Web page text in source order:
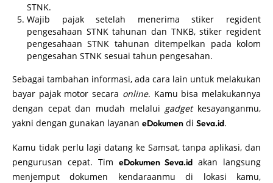
STNK.
Wajib pajak setelah menerima stiker regident
pengesahaan STNK tahunan dan TNKB, stiker regident
pengesahaan STNK tahunan ditempelkan pada kolom
pengesahan STNK sesuai tahun pengesahan.
Sebagai tambahan informasi, ada cara lain untuk melakukan
bayar pajak motor secara online. Kamu bisa melakukannya
dengan cepat dan mudah melalui gadget kesayanganmu,
yakni dengan gunakan layanan eDokumen di Seva.id.
Kamu tidak perlu lagi datang ke Samsat, tanpa aplikasi, dan
pengurusan cepat. Tim eDokumen Seva.id akan langsung
menjemput dokumen kendaraanmu di lokasi kamu,